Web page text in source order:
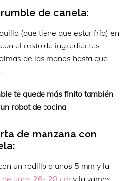
de canela:
(que tiene que estar fría) en
el resto de ingredientes
de las manos hasta que
te quede más finito también
robot de cocina
de manzana con
un rodillo a unos 5 mm y la
de unos 26- 28 cm y la vamos